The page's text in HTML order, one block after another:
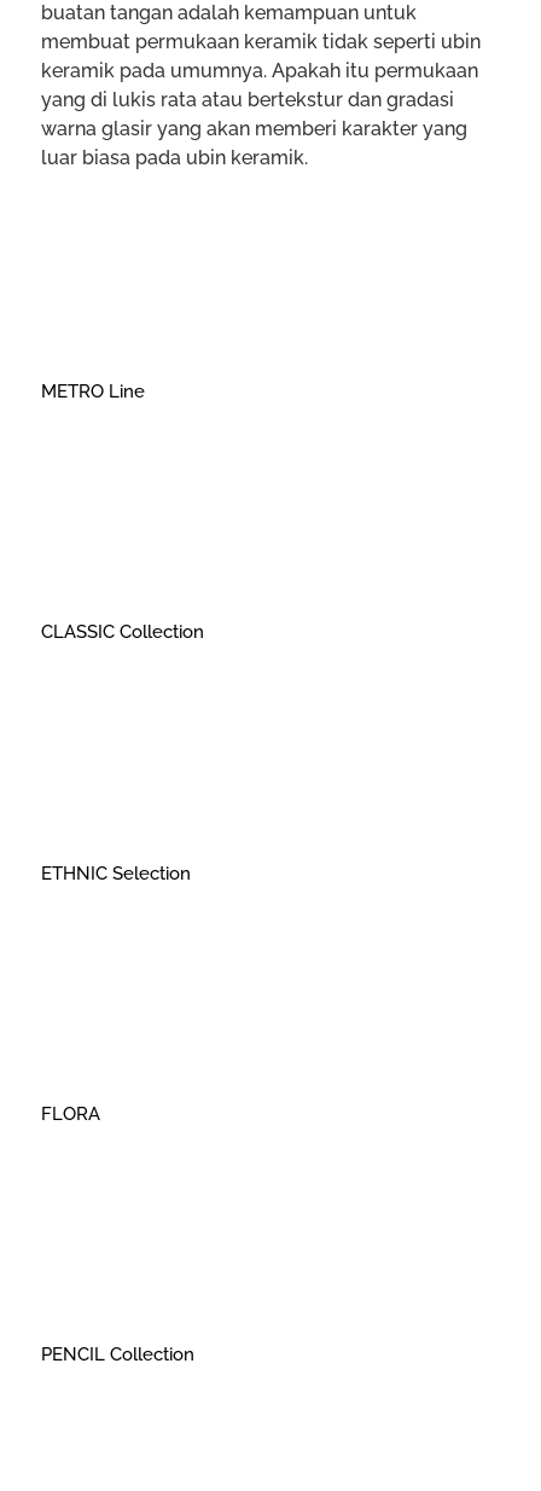
buatan tangan adalah kemampuan untuk
membuat permukaan keramik tidak seperti ubin
keramik pada umumnya. Apakah itu permukaan
yang di lukis rata atau bertekstur dan gradasi
warna glasir yang akan memberi karakter yang
luar biasa pada ubin keramik.
METRO Line
CLASSIC Collection
ETHNIC Selection
FLORA
PENCIL Collection